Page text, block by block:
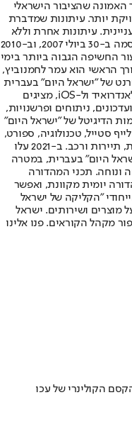
שהציבור הישראלי
יותר. עיתונות שמדברת
עיתונות אחרת וללא
תשלום. המהדורה המודפסת הראשונה פורסמה ב-30 ביולי 2007, וב-2010
החשיפה הגבוה ביותר בימי
הראשי הוא עמר לחמנוביץ,
של "ישראל היום" בעברית
ובאנגלית, כמו כן היישומונים (אפליקציות) לאנדרואיד ול-iOS, מציגים
ניתוחים ופרשנויות,
הדיגיטל של "ישראל היום"
סטייל, טכנולוגיה, ספורט,
כלכלה וצרכנות, בריאות, חיילים, אוכל, יהדות, תיירות ורכב. ב-2021 עלו
היום" בעברית, במטרה
ונוחה. תכני המהדורה
יומית מקוונת, ואפשר
"הקליקה של ישראל
מוצרים ושירותים. ישראל
מקהל הקוראים. פנו אלינו
הקולינרי של עכו